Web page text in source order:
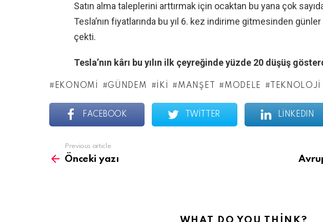
Satın alma taleplerini arttırmak için ocaktan bu yana çok
Tesla’nın fiyatlarında bu yıl 6. kez indirime gitmesinden
çekti.
Tesla’nın kârı bu yılın ilk çeyreğinde yüzde 20 düşüş
EKONOMI GÜNDEM İKI MANŞET MODELE TEKNOLOJI
FACEBOOK TWITTER LINKEDIN
more
Previous article
Önceki yazı